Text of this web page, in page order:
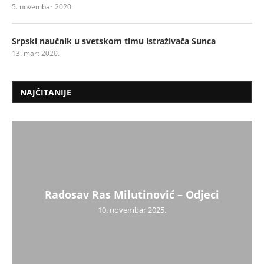
5. novembar 2020.
Srpski naučnik u svetskom timu istraživača Sunca
13. mart 2020.
NAJČITANIJE
Radosav Ras Milutinović – Odjeci
10. novembar 2025.